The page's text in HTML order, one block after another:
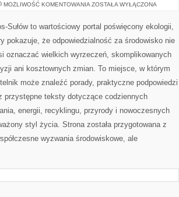
MOŻLIWOŚĆ KOMENTOWANIA RECYKLING
ZOSTAŁA WYŁĄCZONA
Sułów to wartościowy portal poświęcony ekologii,
pokazuje, że odpowiedzialność za środowisko nie
oznaczać wielkich wyrzeczeń, skomplikowanych
ani kosztownych zmian. To miejsce, w którym
może znaleźć porady, praktyczne podpowiedzi
przystępne teksty dotyczące codziennych
energii, recyklingu, przyrody i nowoczesnych
styl życia. Strona została przygotowana z
wyzwania środowiskowe, ale